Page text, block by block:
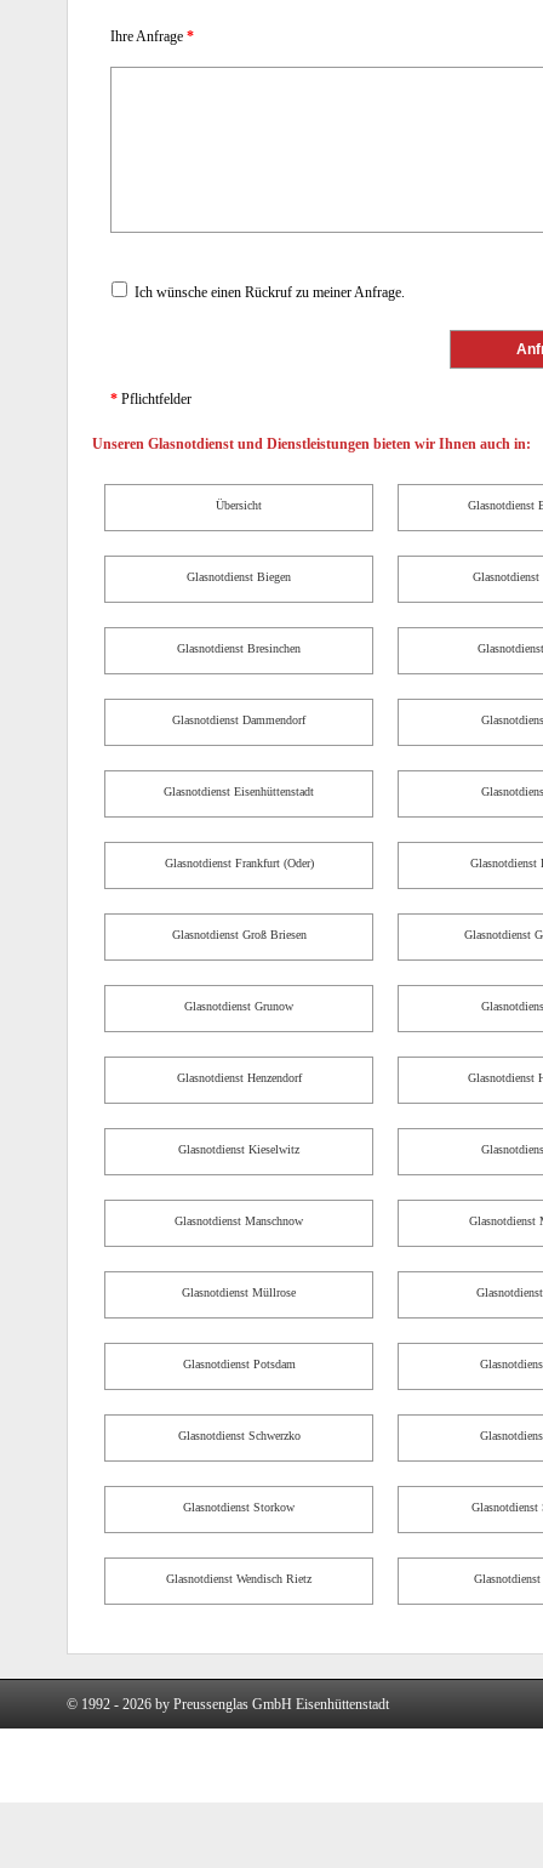
Ihre Anfrage *
Ich wünsche einen Rückruf zu meiner Anfrage.
* Pflichtfelder
Unseren Glasnotdienst und Dienstleistungen bieten wir Ihnen auch in:
Übersicht Glasnotdienst
Glasnotdienst Biegen
Glasnotdienst Bresinchen
Glasnotdienst Dammendorf
Glasnotdienst Eisenhüttenstadt
Glasnotdienst Frankfurt (Oder) Glasnotdienst
Glasnotdienst Groß Briesen Glasnotdienst
Glasnotdienst Grunow
Glasnotdienst Henzendorf Glasnotdienst
Glasnotdienst Kieselwitz
Glasnotdienst Manschnow Glasnotdienst
Glasnotdienst Müllrose
Glasnotdienst Potsdam
Glasnotdienst Schwerzko
Glasnotdienst Storkow Glasnotdienst
Glasnotdienst Wendisch Rietz Glasnotdienst
© 1992 - 2026 by Preussenglas GmbH Eisenhüttenstadt